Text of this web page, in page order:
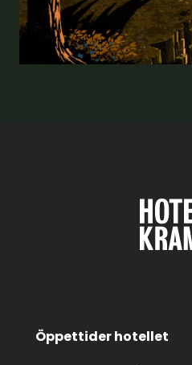
Öppettider hotellet